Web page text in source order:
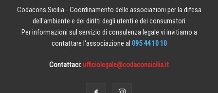
Codacons Sicilia - Coordinamento delle associazioni per la difesa
dell'ambiente e dei diritti degli utenti e dei consumatori
Per informazioni sul servizio di consulenza legale vi invitiamo a
contattare l'associazione al 095 44 10 10
Contattaci:ufficiolegale@codaconsicilia.it